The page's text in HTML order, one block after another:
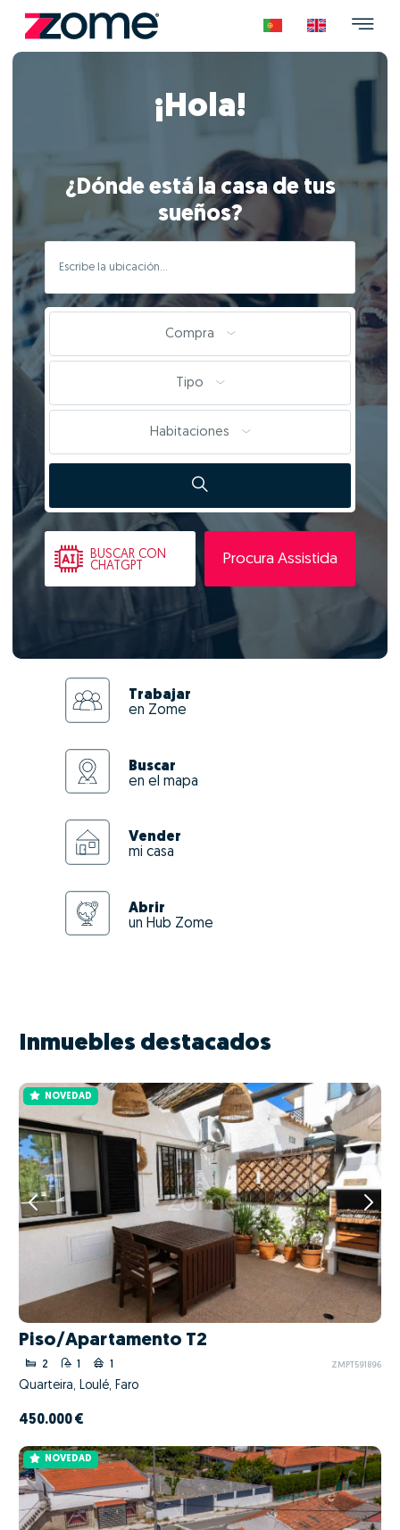
¡Hola!
¿Dónde está la casa de tus
sueños?
Compra
Tipo
Habitaciones
BUSCAR CON
CHATGPT
Procura Assistida
Trabajar
en Zome
Buscar
en el mapa
Vender
mi casa
Abrir
un Hub Zome
Inmuebles destacados
NOVEDAD
Piso/Apartamento T2
2 1 1 ZMPT591896
Quarteira, Loulé, Faro
450.000 €
NOVEDAD